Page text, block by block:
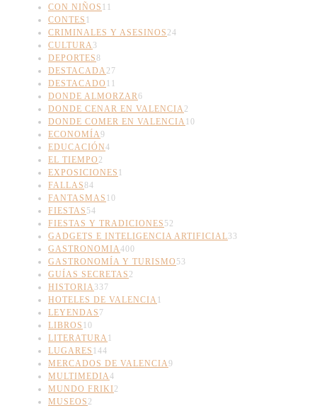
CON NIÑOS 11
CONTES 1
CRIMINALES Y ASESINOS 24
CULTURA 3
DEPORTES8
DESTACADA 27
DESTACADO 11
DONDE ALMORZAR6
DONDE CENAR EN VALENCIA 2
DONDE COMER EN VALENCIA 10
ECONOMÍA9
EDUCACIÓN4
EL TIEMPO 2
EXPOSICIONES 1
FALLAS84
FANTASMAS 10
FIESTAS 54
FIESTAS Y TRADICIONES 52
GADGETS E INTELIGENCIA ARTIFICIAL33
GASTRONOMIA400
GASTRONOMÍA Y TURISMO 53
GUÍAS SECRETAS 2
HISTORIA 337
HOTELES DE VALENCIA 1
LEYENDAS 7
LIBROS 10
LITERATURA 1
LUGARES 144
MERCADOS DE VALENCIA9
MULTIMEDIA4
MUNDO FRIKI2
MUSEOS 2